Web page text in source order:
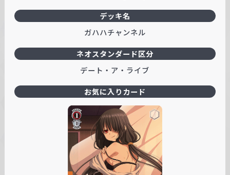
デッキ名
ガハハチャンネル
ネオスタンダード区分
デート・ア・ライブ
お気に入りカード